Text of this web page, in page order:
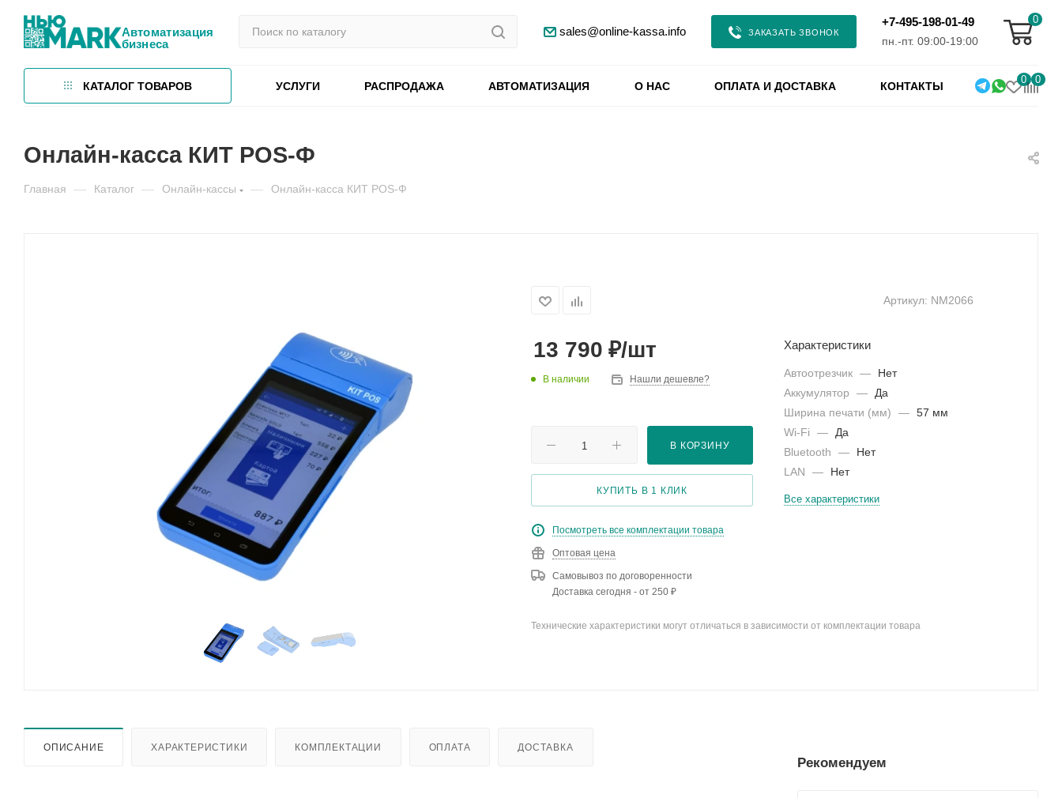
Автоматизация
бизнеса
sales@online-kassa.info ЗАКАЗАТЬ ЗВОНОК
+7-495-198-01-49
пн.-пт. 09:00-19:00
0
КАТАЛОГ ТОВАРОВ УСЛУГИ РАСПРОДАЖА АВТОМАТИЗАЦИЯ О НАС ОПЛАТА И ДОСТАВКА КОНТАКТЫ
0 0
Онлайн-касса КИТ POS-Ф
Главная — Каталог — Онлайн-кассы — Онлайн-касса КИТ POS-Ф
Артикул: NM2066
13 790 ₽/шт
В наличии Нашли дешевле?
В КОРЗИНУ
КУПИТЬ В 1 КЛИК
Посмотреть все комплектации товара
Оптовая цена
Самовывоз по договоренности
Доставка сегодня - от 250 ₽
Характеристики
Автоотрезчик —
Нет
Аккумулятор
— Да
Ширина печати (мм)
— 57 мм
Wi-Fi
— Да
Bluetooth
—
Нет
LAN
— Нет
Все характеристики
Технические характеристики могут отличаться в зависимости от комплектации товара
ОПИСАНИЕ ХАРАКТЕРИСТИКИ КОМПЛЕКТАЦИИ ОПЛАТА ДОСТАВКА
Рекомендуем